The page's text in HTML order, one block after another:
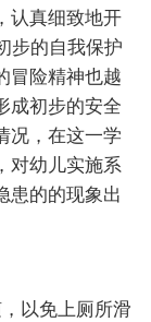
认真细致地开
步的自我保护
冒险精神也越
成初步的安全
况，在这一学
对幼儿实施系
患的的现象出
以免上厕所滑